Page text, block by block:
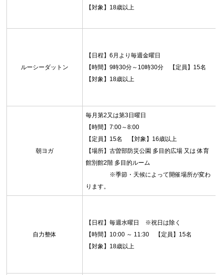
【対象】18歳以上
ルーシーダットン
【日程】6月より毎週金曜日
【時間】9時30分～10時30分 【定員】15名
【対象】18歳以上
朝ヨガ
毎月第2又は第3日曜日
【時間】7:00～8:00
【定員】15名 【対象】16歳以上
【場所】古曽部防災公園 多目的広場 又は 体育
館別館2階 多目的ルーム
※季節・天候によって開催場所が変わ
ります。
自力整体
【日程】毎週水曜日 ※祝日は除く
【時間】10:00 ～ 11:30 【定員】15名
【対象】18歳以上